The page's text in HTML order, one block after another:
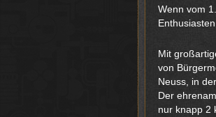
Wenn vom
Mit
von
Neuss, in
Der
nur knapp 2